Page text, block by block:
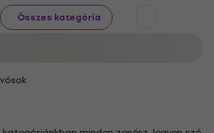
Összes kategória